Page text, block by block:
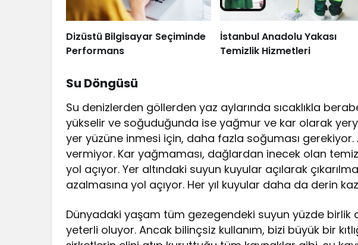
Dizüstü Bilgisayar Seçiminde
Performans
İstanbul Anadolu Yakası
Temizlik Hizmetleri
Su Döngüsü
Su denizlerden göllerden yaz aylarında sıcaklıkla
yükselir ve soğuduğunda ise yağmur ve kar olarak
yer yüzüne inmesi için, daha fazla soğuması gerekiyor.
vermiyor. Kar yağmaması, dağlardan inecek olan temiz
yol açıyor. Yer altındaki suyun kuyular açılarak
azalmasına yol açıyor. Her yıl kuyular daha da derin
Dünyadaki yaşam tüm gezegendeki suyun yüzde birlik
yeterli oluyor. Ancak bilinçsiz kullanım, bizi büyük bir